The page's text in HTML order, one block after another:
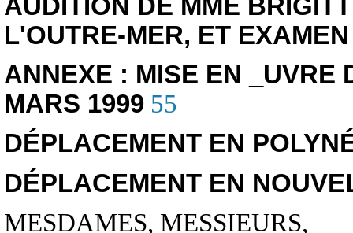
AUDITION DE MME
L'OUTRE-MER, ET
ANNEXE : MISE EN _UVRE
MARS 1999 55
DÉPLACEMENT EN
DÉPLACEMENT EN
MESDAMES, MESSIEURS,